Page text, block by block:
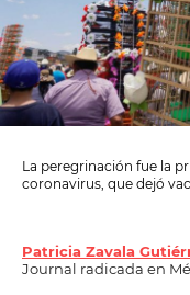
La peregrinación fue la
coronavirus, que dejó
Patricia Zavala
Journal radicada en